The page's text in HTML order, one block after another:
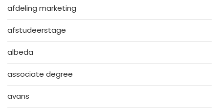
afdeling marketing
afstudeerstage
albeda
associate degree
avans